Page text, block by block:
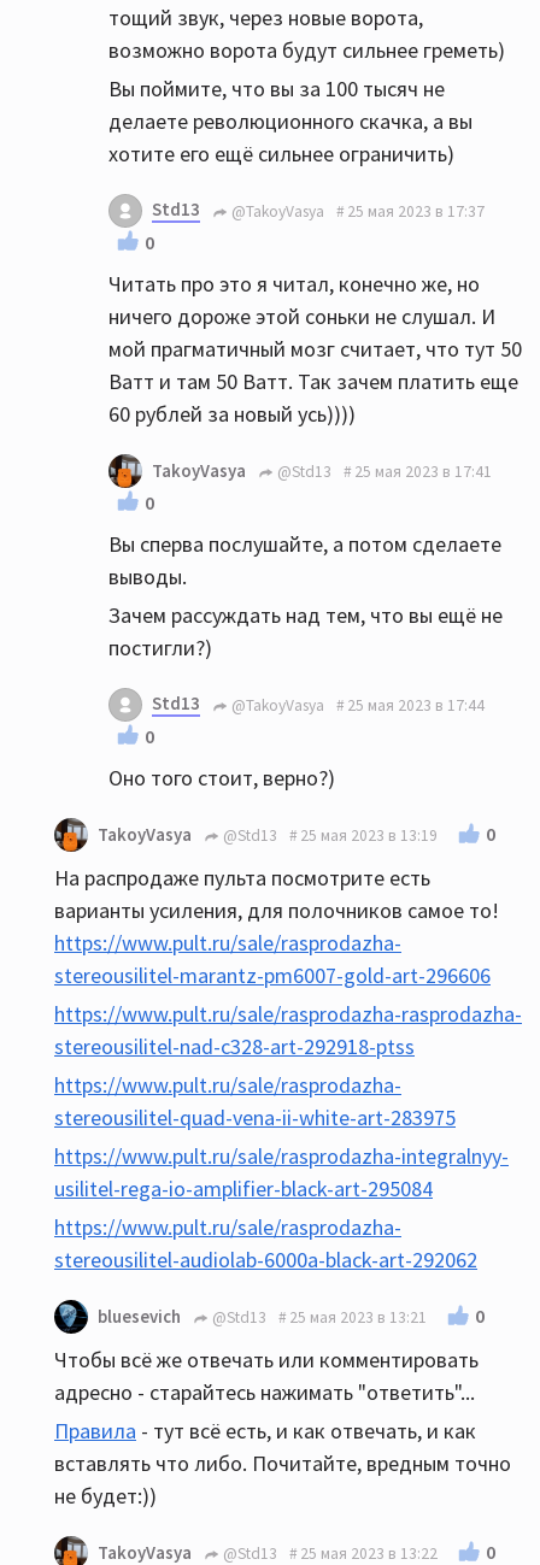
тощий звук, через новые ворота,
возможно ворота будут сильнее греметь)
Вы поймите, что вы за 100 тысяч не
делаете революционного скачка, а вы
хотите его ещё сильнее ограничить)
Std13 @TakoyVasya 25 мая 2023 в 17:37
0
Читать про это я читал, конечно же, но
ничего дороже этой соньки не слушал. И
мой прагматичный мозг считает, что тут 50
Ватт и там 50 Ватт. Так зачем платить еще
60 рублей за новый усь))))
TakoyVasya @Std13 25 мая 2023 в 17:41
0
Вы сперва послушайте, а потом сделаете
выводы.
Зачем рассуждать над тем, что вы ещё не
постигли?)
Std13 @TakoyVasya 25 мая 2023 в 17:44
0
Оно того стоит, верно?)
TakoyVasya @Std13 25 мая 2023 в 13:19 0
На распродаже пульта посмотрите есть
варианты усиления, для полочников самое то!
https://www.pult.ru/sale/rasprodazha-
stereousilitel-marantz-pm6007-gold-art-296606
https://www.pult.ru/sale/rasprodazha-rasprodazha-
stereousilitel-nad-c328-art-292918-ptss
https://www.pult.ru/sale/rasprodazha-
stereousilitel-quad-vena-ii-white-art-283975
https://www.pult.ru/sale/rasprodazha-integralnyy-
usilitel-rega-io-amplifier-black-art-295084
https://www.pult.ru/sale/rasprodazha-
stereousilitel-audiolab-6000a-black-art-292062
bluesevich @Std13 25 мая 2023 в 13:21 0
Чтобы всё же отвечать или комментировать
адресно - старайтесь нажимать "ответить"...
Правила - тут всё есть, и как отвечать, и как
вставлять что либо. Почитайте, вредным точно
не будет:))
TakoyVasya @Std13 25 мая 2023 в 13:22 0